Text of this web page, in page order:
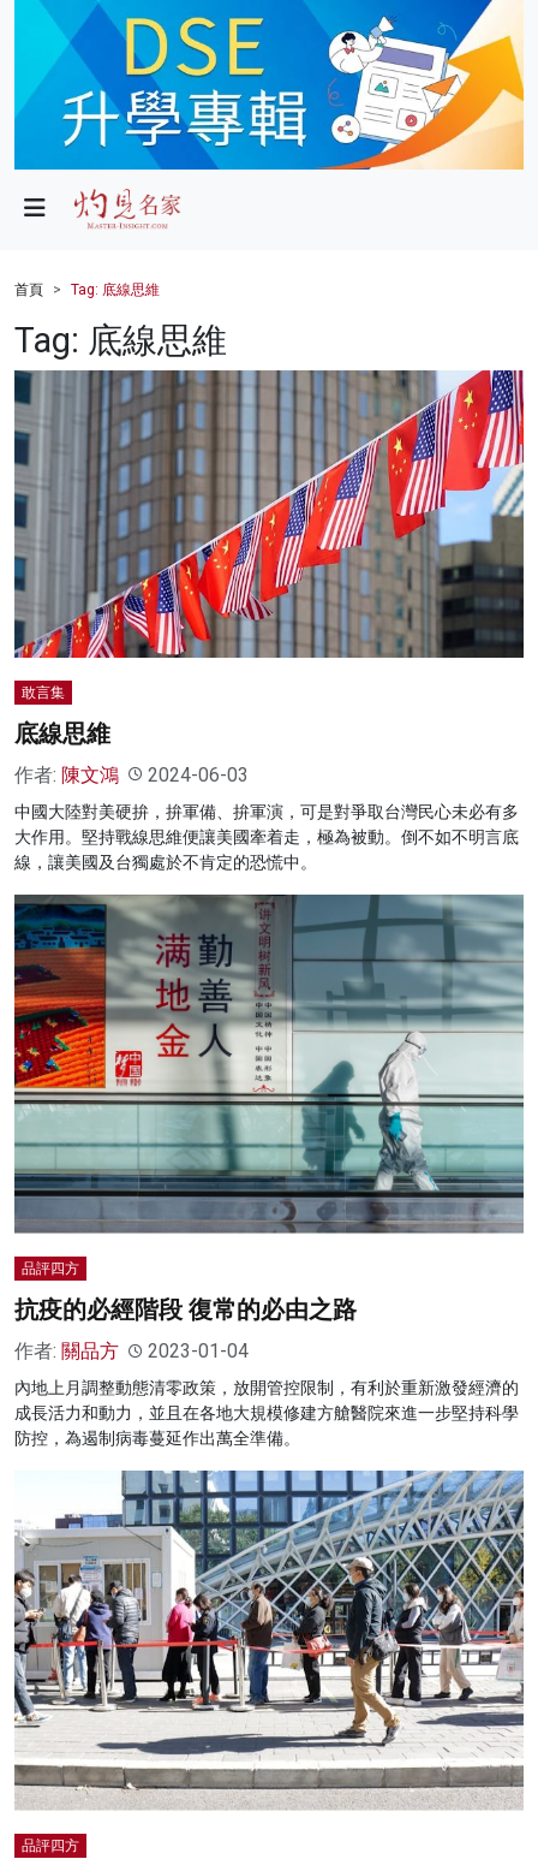
政局
財經
健康
灼見活動
首頁 Tag: 底線思維
Tag: 底線思維
敢言集
底線思維
作者: 陳文鴻 2024-06-03
中國大陸對美硬拚，拚軍備、拚軍演，可是對爭取台灣民心未必有多
大作用。堅持戰線思維便讓美國牽着走，極為被動。倒不如不明言底
線，讓美國及台獨處於不肯定的恐慌中。
品評四方
抗疫的必經階段 復常的必由之路
作者: 關品方 2023-01-04
內地上月調整動態清零政策，放開管控限制，有利於重新激發經濟的
成長活力和動力，並且在各地大規模修建方艙醫院來進一步堅持科學
防控，為遏制病毒蔓延作出萬全準備。
品評四方